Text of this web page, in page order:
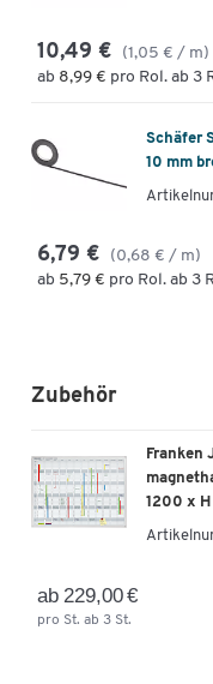
10,49 €
(1,05 € / m)
ab 8,99 € pro Rol. ab 3
Schäfer
10 mm
6,79 €
(0,68 € / m)
ab 5,79 € pro Rol. ab 3
Zubehör
Franken
1200 x
ab 229,00 €
pro St. ab 3 St.